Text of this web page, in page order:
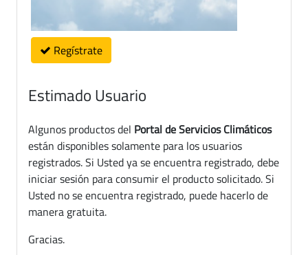
Regístrate
Estimado Usuario
Algunos productos del Portal de Servicios Climáticos
están disponibles solamente para los usuarios
registrados. Si Usted ya se encuentra registrado, debe
iniciar sesión para consumir el producto solicitado. Si
Usted no se encuentra registrado, puede hacerlo de
manera gratuita.
Gracias.